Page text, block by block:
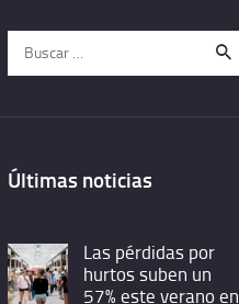
Buscar:
Últimas noticias
Las pérdidas por
hurtos suben un
57% este verano en